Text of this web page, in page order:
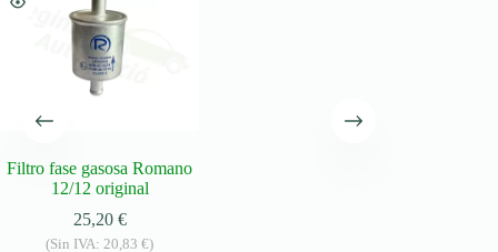
Filtro fase gasosa Romano
12/12 original
25,20 €
(Sin IVA:20,83€)